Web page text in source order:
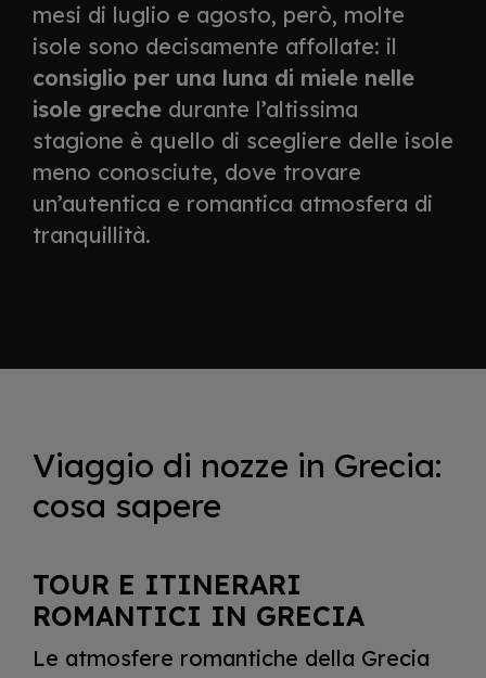
mesi di luglio e agosto, però, molte
isole sono decisamente affollate: il
consiglio per una luna di miele nelle
isole greche durante l’altissima
stagione è quello di scegliere delle isole
meno conosciute, dove trovare
un’autentica e romantica atmosfera di
tranquillità.
Viaggio di nozze in Grecia:
cosa sapere
TOUR E ITINERARI
ROMANTICI IN GRECIA
Le atmosfere romantiche della Grecia